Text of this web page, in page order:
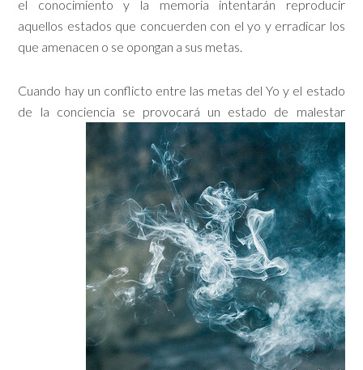
el conocimiento y la memoria intentarán reproducir
aquellos estados que concuerden con el yo y erradicar los
que amenacen o se opongan a sus metas.
Cuando hay un conflicto entre las metas del Yo y el estado
de la conciencia se provocará un estado de malestar